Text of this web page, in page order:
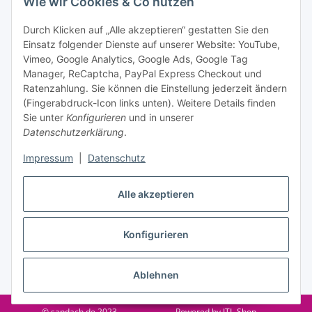
Alle akzeptieren
Konfigurieren
Ablehnen
Durch Klicken auf „Alle akzeptieren“ gestatten Sie den
Einsatz folgender Dienste auf unserer Website: YouTube,
Vimeo, Google Analytics, Google Ads, Google Tag
Manager, ReCaptcha, PayPal Express Checkout und
Ratenzahlung. Sie können die Einstellung jederzeit ändern
(Fingerabdruck-Icon links unten). Weitere Details finden
Sie unter Konfigurieren und in unserer
Datenschutzerklärung.
Impressum Datenschutz
Datenschutzerklärungregelmäßig und jederzeit widerruflich
Abonnieren
Informationen
Gesetzliche Informationen
Vertrag widerrufen
* Alle Preise inkl. gesetzlicher USt., zzgl.Versand